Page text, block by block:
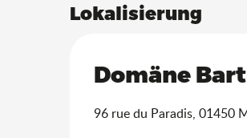
Lokalisierung
Domäne
96 rue du Paradis, 01450